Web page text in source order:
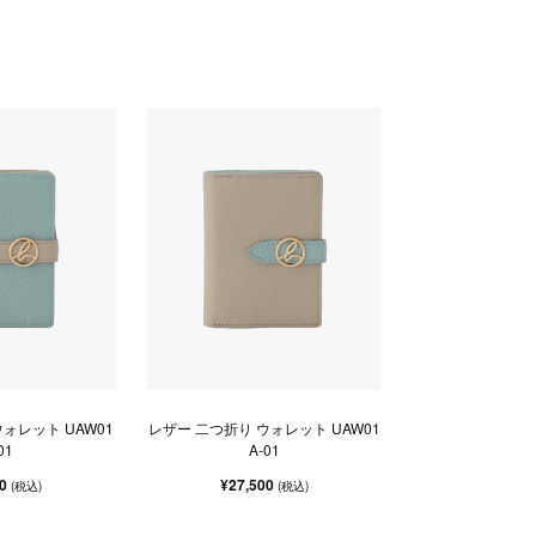
レット UAW01
(税込)
レザー 二つ折り ウォレット UAW01
A-01
¥27,500 (税込)